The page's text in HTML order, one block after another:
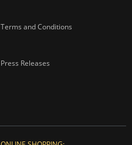
Terms and Conditions
Press Releases